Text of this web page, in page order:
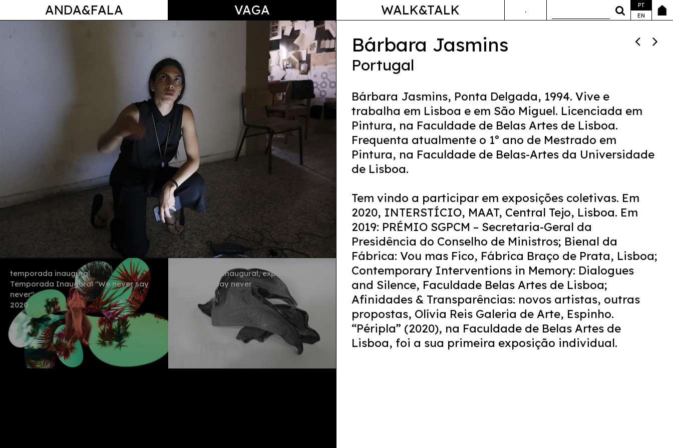
ANDA&FALA
ANDA&FALA VAGA WALK&TALK .
PT
EN
temporada inaugural
Temporada Inaugural "We never say
never"
2020
temporada inaugural, exposição
We never say never
Bárbara Jasmins
Portugal
Bárbara Jasmins, Ponta Delgada, 1994. Vive e
trabalha em Lisboa e em São Miguel. Licenciada em
Pintura, na Faculdade de Belas Artes de Lisboa.
Frequenta atualmente o 1º ano de Mestrado em
Pintura, na Faculdade de Belas-Artes da Universidade
de Lisboa.
Tem vindo a participar em exposições coletivas. Em
2020, INTERSTÍCIO, MAAT, Central Tejo, Lisboa. Em
2019: PRÉMIO SGPCM – Secretaria-Geral da
Presidência do Conselho de Ministros; Bienal da
Fábrica: Vou mas Fico, Fábrica Braço de Prata, Lisboa;
Contemporary Interventions in Memory: Dialogues
and Silence, Faculdade Belas Artes de Lisboa;
Afinidades & Transparências: novos artistas, outras
propostas, Olívia Reis Galeria de Arte, Espinho.
“Péripla” (2020), na Faculdade de Belas Artes de
Lisboa, foi a sua primeira exposição individual.